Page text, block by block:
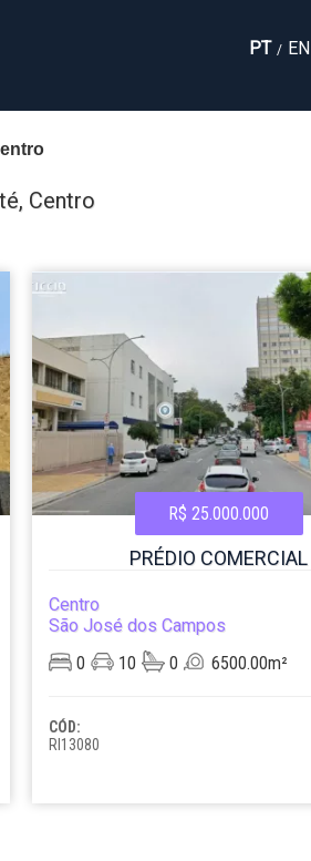
PT / EN
Centro
R$ 25.000.000
PRÉDIO COMERCIAL
Centro
São José dos Campos
0
10 0 6500.00m²
CÓD:
RI13080